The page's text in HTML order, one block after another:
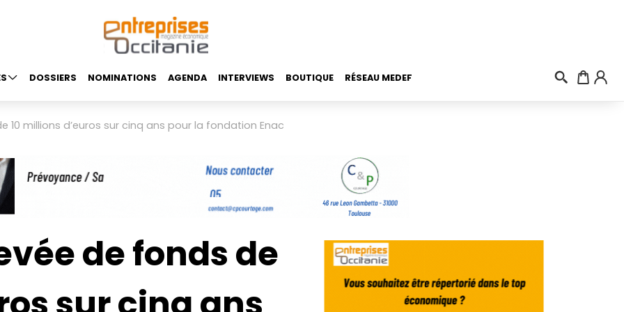
DOSSIERS NOMINATIONS AGENDA INTERVIEWS BOUTIQUE RÉSEAU MEDEF
10 millions d’euros sur cinq ans pour la fondation Enac
de fonds de